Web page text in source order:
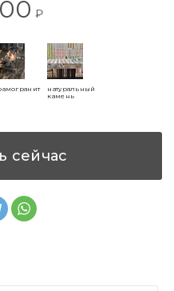
₽
натуральный
камень
сейчас